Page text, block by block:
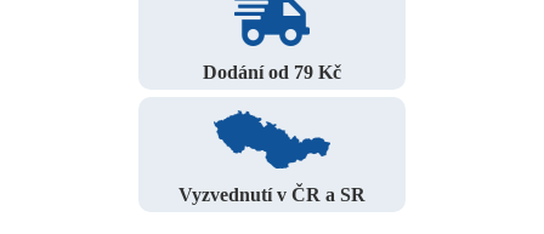
Dodání od 79 Kč
Vyzvednutí v ČR a SR